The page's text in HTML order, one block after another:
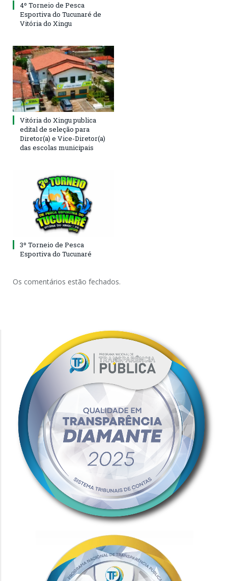
4º Torneio de Pesca
Esportiva do Tucunaré de
Vitória do Xingu
Vitória do Xingu publica
edital de seleção para
Diretor(a) e Vice-Diretor(a)
das escolas municipais
3º Torneio de Pesca
Esportiva do Tucunaré
Os comentários estão fechados.